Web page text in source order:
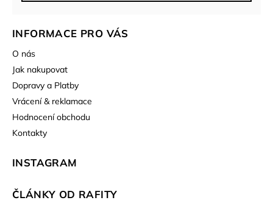
INFORMACE PRO VÁS
O nás
Jak nakupovat
Dopravy a Platby
Vrácení & reklamace
Hodnocení obchodu
Kontakty
INSTAGRAM
ČLÁNKY OD RAFITY